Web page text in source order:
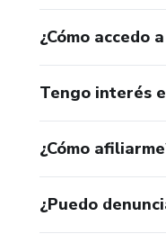
¿Cómo accedo
Tengo interés
¿Cómo
¿Puedo